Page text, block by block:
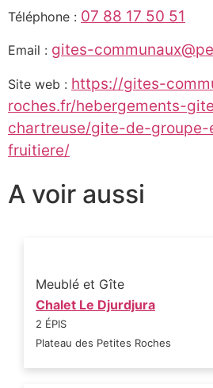
Téléphone : 07 88 17 50 51
Email : gites-
Site web : https://gites-
roches.fr/hebergements-
chartreuse/gite-de-
fruitiere/
A voir aussi
Meublé et Gîte
Chalet Le Djurdjura
2 ÉPIS
Plateau des Petites Roches